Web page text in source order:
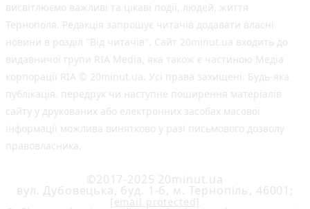
висвітлюємо важливі та цікаві події, людей, життя
Тернополя. Редакція запрошує читачів додавати власні
новини в розділ "Від читачів". Сайт 20minut.ua входить до
видавничої групи RIA Media, яка також є частиною Медіа
корпорації RIA © 20minut.ua. Усі права захищені. Будь-яка
публiкацiя, передрук чи наступне поширення матеріалів
сайту у друкованих або електронних засобах масової
інформації можлива винятково у разі письмового дозволу
правовласника.
©2017-2025 20minut.ua
вул. Дубовецька, буд. 1-б, м. Тернопіль, 46001;
[email protected]